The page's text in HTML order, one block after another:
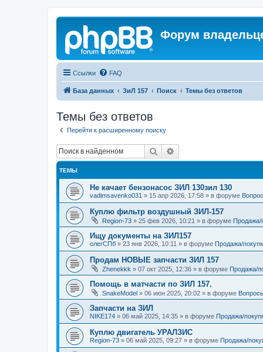
Форум
Ссылки FAQ
База данных ЗиЛ 157 Поиск Темы без ответов
Темы без ответов
Перейти к расширенному поиску
Поиск
ТЕМЫ
Не качает бензонасос ЗИЛ 130зил 130
vadimsavenko031 » 15 апр 2026, 17:58 » в форуме
Куплю фильтр воздушный ЗИЛ-157
Region-73 » 25 фев 2026, 10:21 » в форуме Продажа/
Ищу документы на ЗИЛ157
олегСПб » 23 янв 2026, 10:11 » в форуме Продажа/
Продам НОВЫЕ запчасти ЗИЛ 157
Zhenekkk » 07 окт 2025, 12:36 » в форуме Продажа/
Помощь в матчасти по ЗИЛ 157.
SnakeModel » 06 июн 2025, 20:02 » в форуме
Запчасти на ЗИЛ
NIKE174 » 06 май 2025, 14:35 » в форуме Продажа/
Куплю двигатель УРАЛЗИС
Region-73 » 06 май 2025, 09:27 » в форуме Продажа/